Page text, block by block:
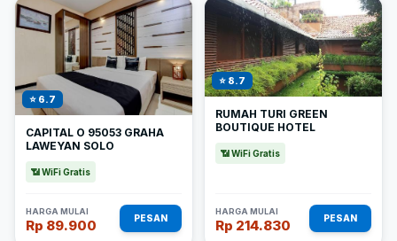
⭐ 6.7
CAPITAL O 95053 GRAHA
LAWEYAN SOLO
📶 WiFi Gratis
HARGA MULAI
Rp 89.900 PESAN
⭐ 8.7
RUMAH TURI GREEN
BOUTIQUE HOTEL
📶 WiFi Gratis
HARGA MULAI
Rp 214.830 PESAN